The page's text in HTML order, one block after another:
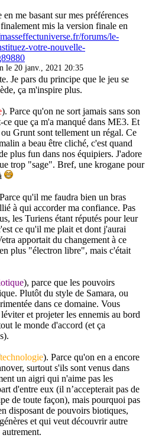
me basant sur mes préférences
mis la version finale en
forums/le-
votre-nouvelle-
le 20 janv., 2021 20:35
Je pars du principe que le jeu se
ça m'inspire plus.
). Parce qu'on ne sort jamais sans son
que ça m'a manqué dans ME3. Et
Grunt sont tellement un régal. Ce
a beau être cliché, c'est quand
plus fun dans nos équipiers. J'adore
trop "sage". Bref, une krogane pour
qu'il me faudra bien un bras
à qui accorder ma confiance. Pas
les Turiens étant réputés pour leur
ce qu'il me plait et dont j'aurai
apportait du changement à ce
plus "électron libre", mais c'était
), parce que les pouvoirs
Plutôt du style de Samara, ou
dans ce domaine. Vous
et projeter les ennemis au bord
le monde d'accord (et ça
technologie). Parce qu'on en a encore
surtout s'ils sont venus dans
un aigri qui n'aime pas les
d'entre eux (il n’accepterait pas de
de toute façon), mais pourquoi pas
disposant de pouvoirs biotiques,
et qui veut découvrir autre